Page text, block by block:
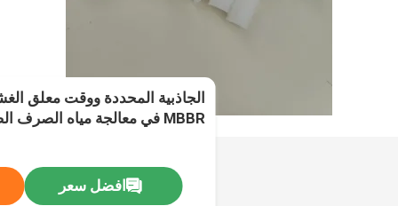
MBBR في معالجة مياه الصرف الصحي
افضل سعر